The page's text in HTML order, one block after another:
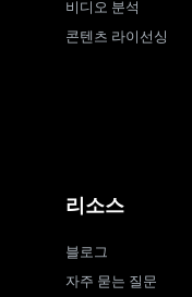
비디오 분석
콘텐츠 라이선싱
리소스
블로그
자주 묻는 질문